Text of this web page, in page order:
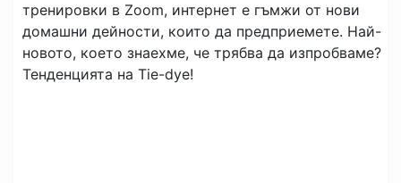
тренировки в Zoom, интернет е гъмжи от нови
домашни дейности, които да предприемете. Най-
новото, което знаехме, че трябва да изпробваме?
Тенденцията на Tie-dye!